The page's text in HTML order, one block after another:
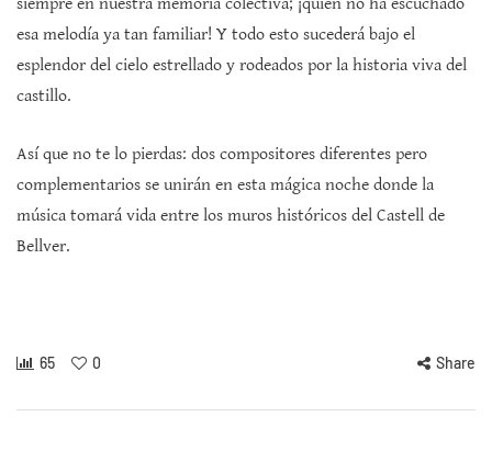
esa melodía ya tan familiar! Y todo esto sucederá bajo el
esplendor del cielo estrellado y rodeados por la historia viva del
castillo.
Así que no te lo pierdas: dos compositores diferentes pero
complementarios se unirán en esta mágica noche donde la
música tomará vida entre los muros históricos del Castell de
Bellver.
65 0 Share